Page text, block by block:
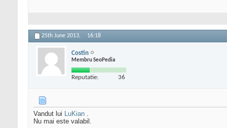
25th June 2013, 16:18
Costin
Membru SeoPedia
Reputatie: 36
Vandut lui LuKian .
Nu mai este valabil.